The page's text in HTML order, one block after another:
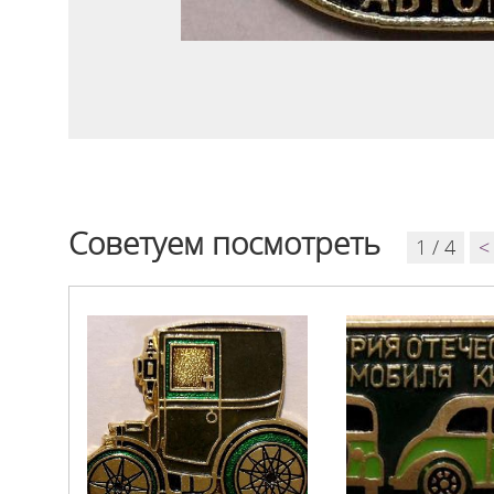
Советуем посмотреть 1 / 4 <